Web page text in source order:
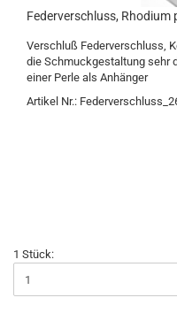
Federverschluss, Rhodium
Verschluß Federverschluss,
die Schmuckgestaltung sehr
einer Perle als Anhänger
Artikel Nr.:
1 Stück: